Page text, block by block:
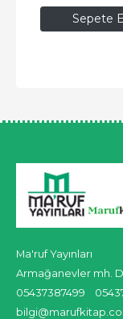
Sepete
Ma'ruf Yayınları
Armağanevler mh.
05437387499